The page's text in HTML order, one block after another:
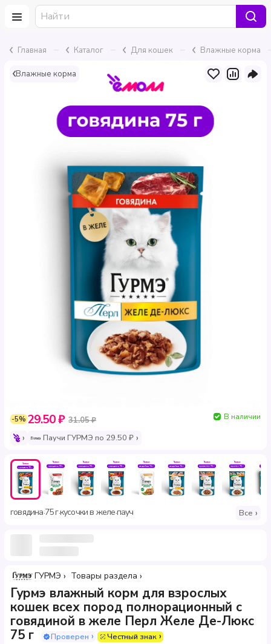
Главная – Каталог – Для кошек – Влажные корма
Влажные корма
-5% 29.50 ₽ 31.05 ₽
В наличии
Паучи ГУРМЭ по 29.50 ₽
говядина·75 г·кусочки в желе·пауч Все
ГУРМЭ Товары раздела
Гурмэ влажный корм для взрослых
кошек всех пород полнорационный с
говядиной в желе Перл Желе Де-Люкс
75 г
Проверен Честный знак